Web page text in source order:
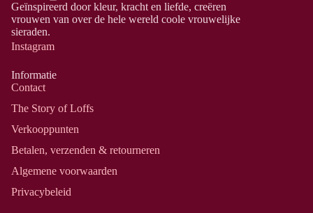
Geïnspireerd door kleur, kracht en liefde, creëren
vrouwen van over de hele wereld coole vrouwelijke
sieraden.
Instagram
Informatie
Contact
The Story of Loffs
Verkooppunten
Betalen, verzenden & retourneren
Algemene voorwaarden
Privacybeleid